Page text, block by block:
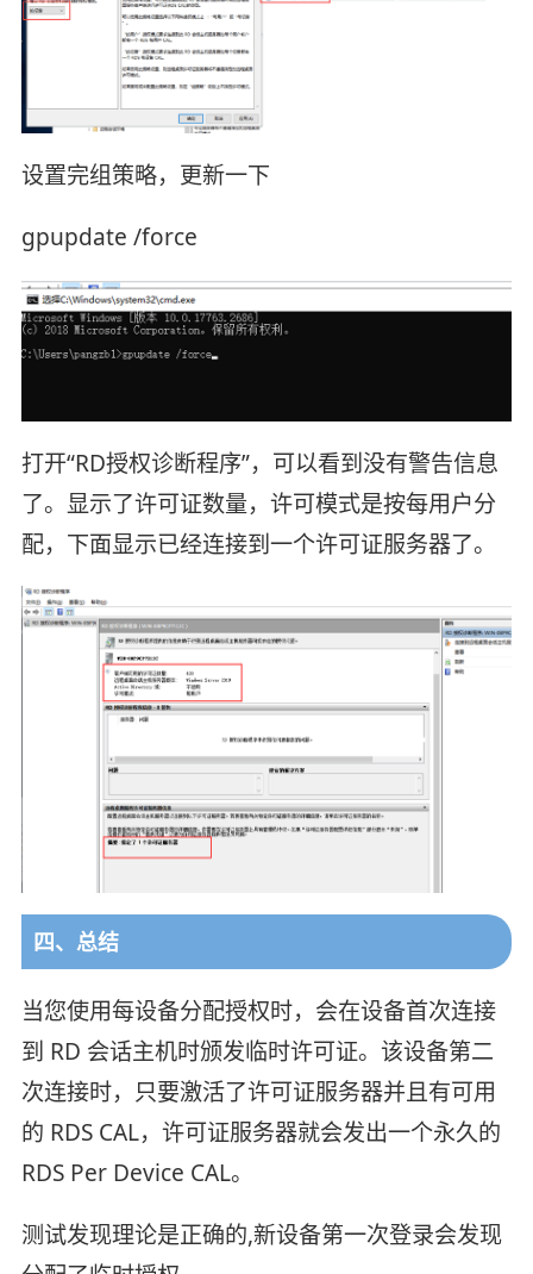
设置完组策略，更新一下
gpupdate /force
打开“RD授权诊断程序”，可以看到没有警告信息
了。显示了许可证数量，许可模式是按每用户分
配，下面显示已经连接到一个许可证服务器了。
四、总结
当您使用每设备分配授权时，会在设备首次连接
到 RD 会话主机时颁发临时许可证。该设备第二
次连接时，只要激活了许可证服务器并且有可用
的 RDS CAL，许可证服务器就会发出一个永久的
RDS Per Device CAL。
测试发现理论是正确的,新设备第一次登录会发现